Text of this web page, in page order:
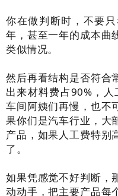
你在做判断时，不要
年，甚至一年的成本曲
类似情况。
然后再看结构是否符合
出来材料费占90%，
车间阿姨们再慢，也不
果你们是汽车行业，大
产品，如果人工费特别
了。
如果凭感觉不好判断，
动动手，把主要产品每